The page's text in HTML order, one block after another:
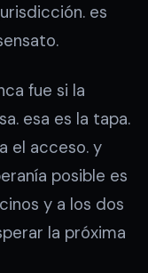
es
fue si la
esa es la tapa.
el acceso. y
posible es
y a los dos
la próxima